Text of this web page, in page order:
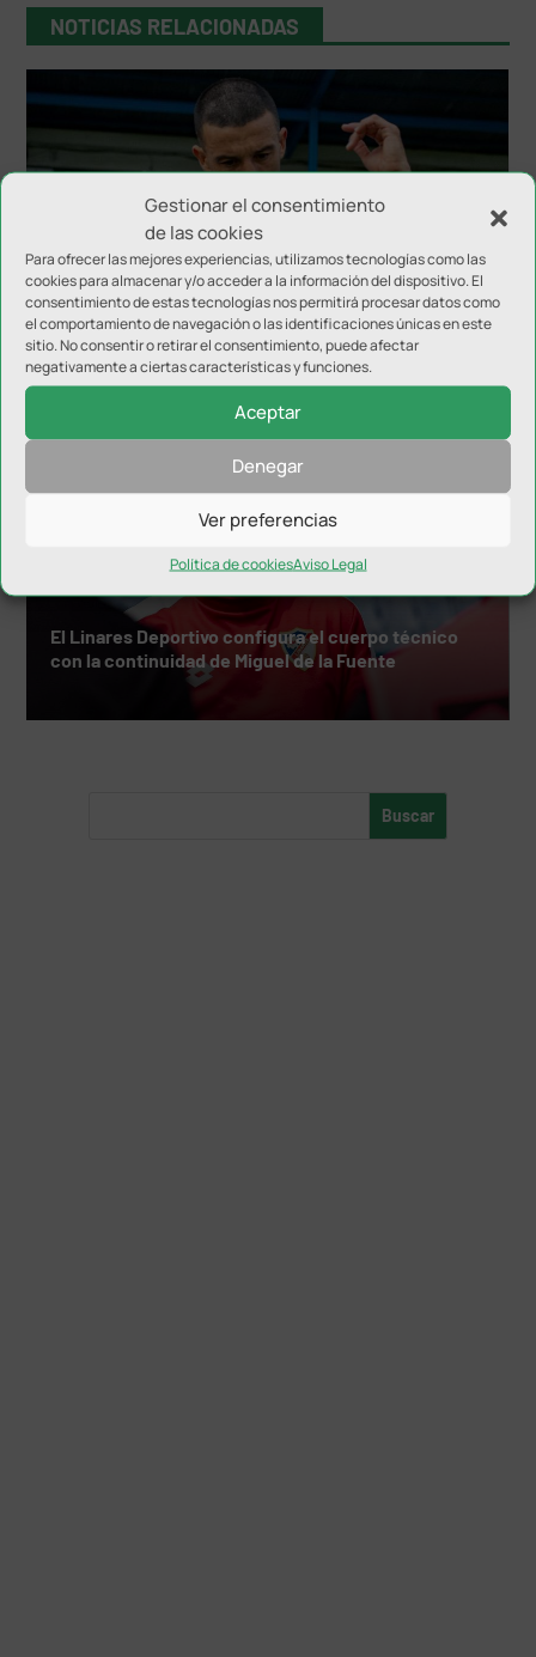
Gestionar el consentimiento
de las cookies
Para ofrecer las mejores experiencias, utilizamos tecnologías como las
cookies para almacenar y/o acceder a la información del dispositivo. El
consentimiento de estas tecnologías nos permitirá procesar datos como
el comportamiento de navegación o las identificaciones únicas en este
sitio. No consentir o retirar el consentimiento, puede afectar
negativamente a ciertas características y funciones.
Aceptar
Denegar
Ver preferencias
Política de cookiesAviso Legal
NOTICIAS RELACIONADAS
Hugo Díaz anuncia su retirada
El Linares Deportivo configura el cuerpo técnico
con la continuidad de Miguel de la Fuente